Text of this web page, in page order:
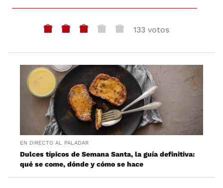
133 votos
EN DIRECTO AL PALADAR
Dulces típicos de Semana Santa, la guía definitiva:
qué se come, dónde y cómo se hace